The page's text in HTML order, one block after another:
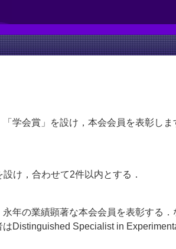
学会賞」を設け，本会会員を表彰しま
け，合わせて2件以内とする．
の業績顕著な本会会員を表彰する．
Distinguished Specialist in